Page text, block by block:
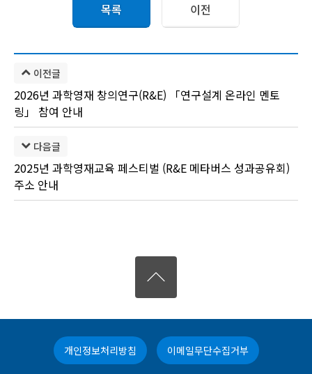
목록 이전
이전글
2026년 과학영재 창의연구(R&E) 「연구설계 온라인 멘토
링」 참여 안내
다음글
2025년 과학영재교육 페스티벌 (R&E 메타버스 성과공유회)
주소 안내
개인정보처리방침 이메일무단수집거부